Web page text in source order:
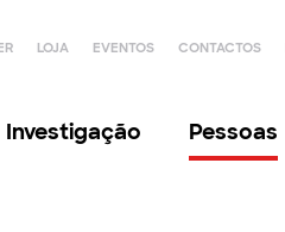
LOJA EVENTOS CONTACTOS
Investigação Pessoas